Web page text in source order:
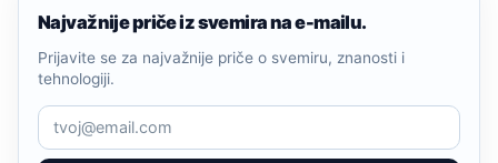
Najvažnije priče iz svemira na e-mailu.
Prijavite se za najvažnije priče o svemiru, znanosti i
tehnologiji.